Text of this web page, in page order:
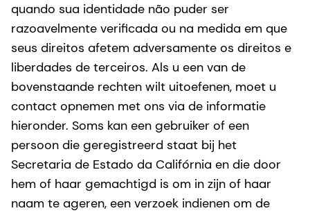
quando sua identidade não puder ser
razoavelmente verificada ou na medida em que
seus direitos afetem adversamente os direitos e
liberdades de terceiros. Als u een van de
bovenstaande rechten wilt uitoefenen, moet u
contact opnemen met ons via de informatie
hieronder. Soms kan een gebruiker of een
persoon die geregistreerd staat bij het
Secretaria de Estado da Califórnia en die door
hem of haar gemachtigd is om in zijn of haar
naam te ageren, een verzoek indienen om de